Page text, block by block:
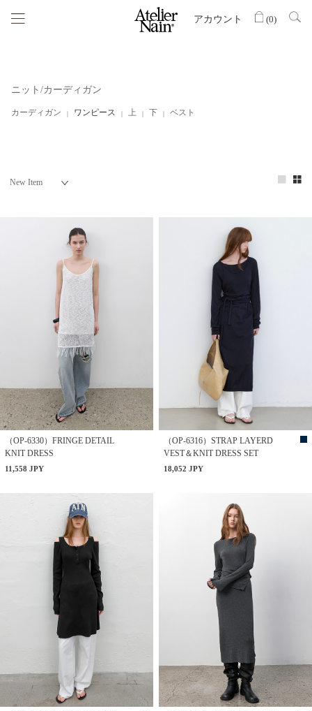
アカウント (0)
ニット/カーディガン
カーディガン ワンピース 上 下 ベスト
（OP-6330）FRINGE DETAIL
KNIT DRESS
11,558 JPY
（OP-6316）STRAP LAYERD
VEST＆KNIT DRESS SET
18,052 JPY